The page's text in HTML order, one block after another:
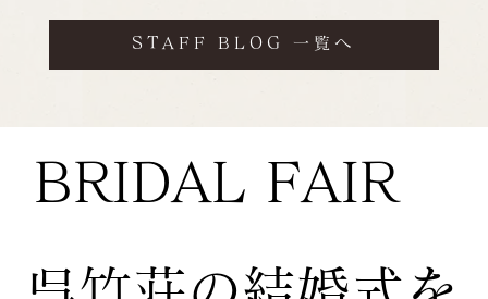
STAFF BLOG 一覧へ
BRIDAL FAIR